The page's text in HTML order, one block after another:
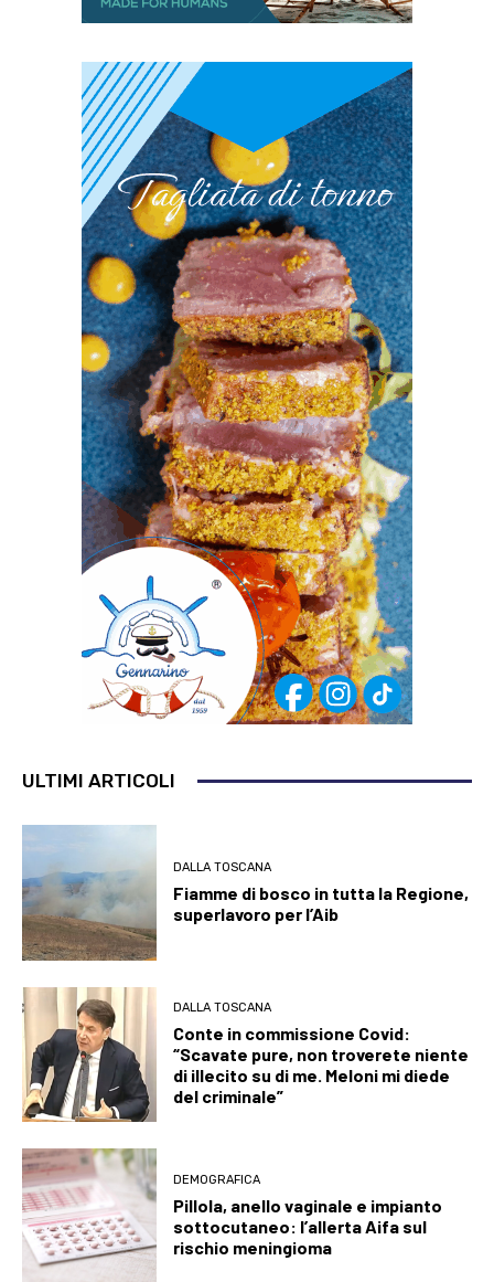
ULTIMI ARTICOLI
DALLA TOSCANA
Fiamme di bosco in tutta la Regione,
superlavoro per l’Aib
DALLA TOSCANA
Conte in commissione Covid:
“Scavate pure, non troverete niente
di illecito su di me. Meloni mi diede
del criminale”
DEMOGRAFICA
Pillola, anello vaginale e impianto
sottocutaneo: l’allerta Aifa sul
rischio meningioma